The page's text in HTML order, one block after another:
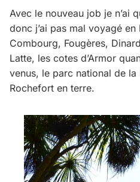
Avec le nouveau job je n’ai
donc j’ai pas mal voyagé en
Combourg, Fougères,
Latte, les cotes d’Armor
venus, le parc national de la
Rochefort en terre.